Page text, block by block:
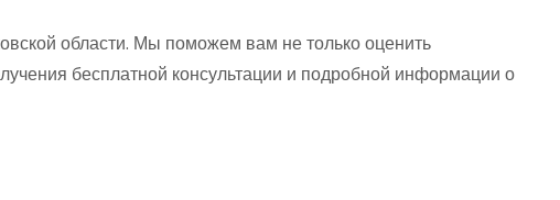
области. Мы поможем вам не только оценить
бесплатной консультации и подробной информации о